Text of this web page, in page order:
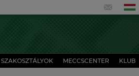
SZAKOSZTÁLYOK MECCSCENTER KLUB